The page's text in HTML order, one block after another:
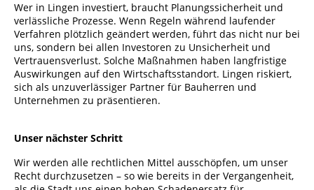
Wer in Lingen investiert, braucht Planungssicherheit und
verlässliche Prozesse. Wenn Regeln während laufender
Verfahren plötzlich geändert werden, führt das nicht nur bei
uns, sondern bei allen Investoren zu Unsicherheit und
Vertrauensverlust. Solche Maßnahmen haben langfristige
Auswirkungen auf den Wirtschaftsstandort. Lingen riskiert,
sich als unzuverlässiger Partner für Bauherren und
Unternehmen zu präsentieren.
Unser nächster Schritt
Wir werden alle rechtlichen Mittel ausschöpfen, um unser
Recht durchzusetzen – so wie bereits in der Vergangenheit,